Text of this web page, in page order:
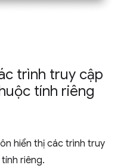
trình truy cập
tính riêng
hiển thị các trình truy
riêng.